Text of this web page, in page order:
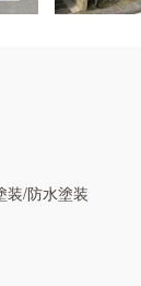
装/防水塗装